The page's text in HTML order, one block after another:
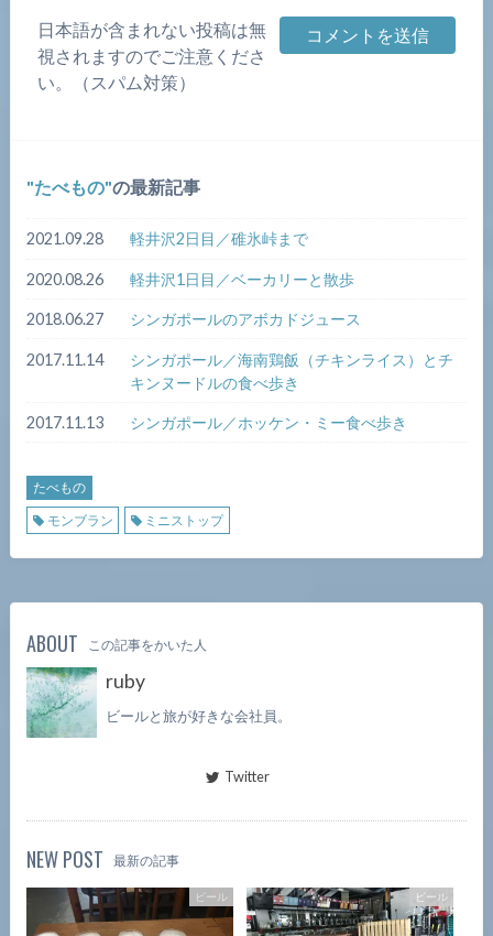
日本語が含まれない投稿は無
視されますのでご注意くださ
い。（スパム対策）
たべもの の最新記事
2021.09.28 軽井沢2日目／碓氷峠まで
2020.08.26 軽井沢1日目／ベーカリーと散歩
2018.06.27 シンガポールのアボカドジュース
2017.11.14
シンガポール／海南鶏飯（チキンライス）とチ
キンヌードルの食べ歩き
2017.11.13 シンガポール／ホッケン・ミー食べ歩き
たべもの
モンブラン
ミニストップ
ABOUT この記事をかいた人
ruby
ビールと旅が好きな会社員。
Twitter
NEW POST 最新の記事
ビール ビール